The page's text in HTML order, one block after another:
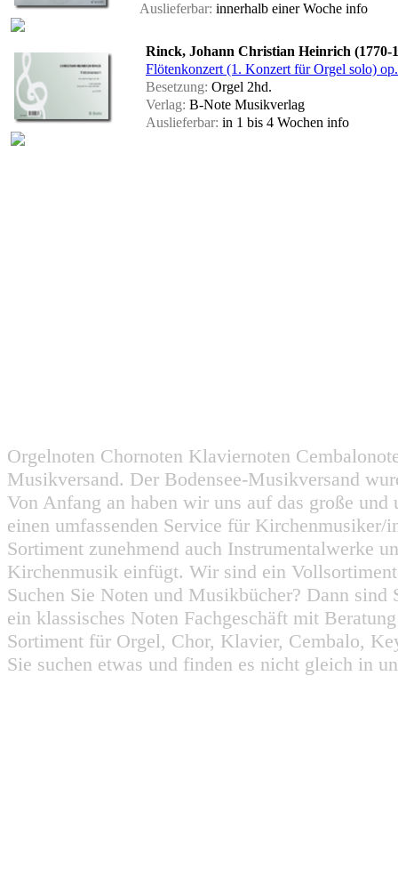
Auslieferbar: innerhalb einer Woche info
Rinck, Johann Christian Heinrich (1770-
Flötenkonzert (1. Konzert für Orgel solo)
Besetzung: Orgel 2hd.
Verlag: B-Note Musikverlag
Auslieferbar: in 1 bis 4 Wochen info
Orgelnoten Chornoten Klaviernoten
Musikversand. Der Bodensee-Musikversand
Von Anfang an haben wir uns auf das große
einen umfassenden Service für
Sortiment zunehmend auch Instrumentalwerke
Kirchenmusik einfügt. Wir sind ein
Suchen Sie Noten und Musikbücher? Dann
ein klassisches Noten Fachgeschäft mit
Sortiment für Orgel, Chor, Klavier, Cembalo,
Sie suchen etwas und finden es nicht gleich in